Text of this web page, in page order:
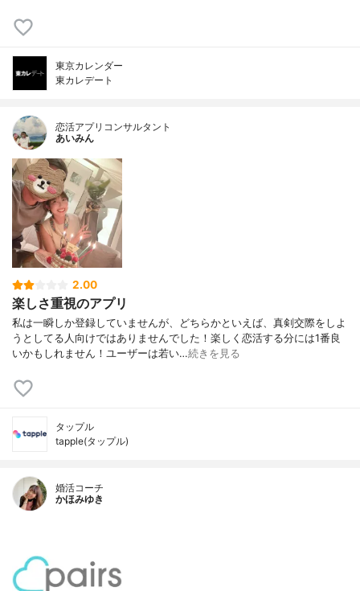
東京カレンダー
東カレデート
恋活アプリコンサルタント
あいみん
2.00
楽しさ重視のアプリ
私は一瞬しか登録していませんが、どちらかといえば、真剣交際をしよ
うとしてる人向けではありませんでした！楽しく恋活する分には1番良
いかもしれません！ユーザーは若い…続きを見る
タップル
tapple(タップル)
婚活コーチ
かほみゆき